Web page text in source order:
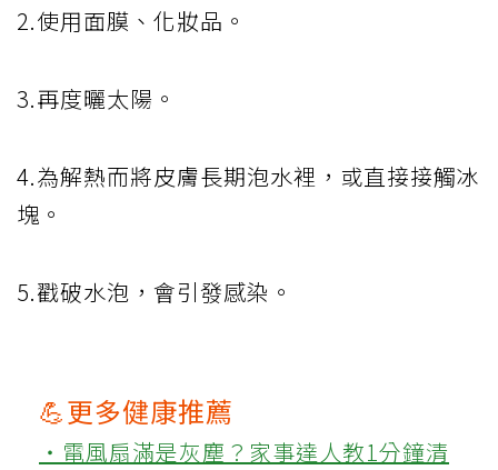
2.使用面膜、化妝品。
3.再度曬太陽。
4.為解熱而將皮膚長期泡水裡，或直接接觸冰
塊。
5.戳破水泡，會引發感染。
💪更多健康推薦
‧電風扇滿是灰塵？家事達人教1分鐘清